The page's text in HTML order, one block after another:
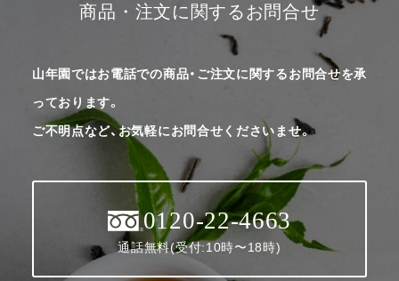
商品・注文に関するお問合せ
山年園ではお電話での商品・ご注文に関するお問合せを承
っております。
ご不明点など、お気軽にお問合せくださいませ。
0120-22-4663
通話無料(受付:10時〜18時)